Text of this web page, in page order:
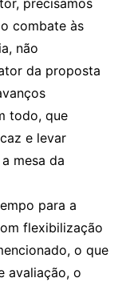
precisamos
combate às
não
da proposta
todo, que
e levar
mesa da
para a
flexibilização
o que
avaliação, o